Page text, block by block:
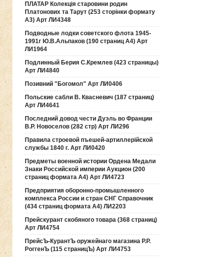
ПЛАТАР Колекція старовини родин
Платонових та Тарут (253 сторінки формату
А3) Арт ЛИ4348
Подводные лодки советского флота 1945-
1991г Ю.В.Альпаков (190 страниц А4) Арт
ЛИ1964
Подлинный Берия С.Кремлев (423 страницы)
Арт ЛИ4840
Позивний "Богомол" Арт ЛИ0406
Польские сабли В. Квасневич (187 страниц)
Арт ЛИ4641
Последний довод чести Дуэль во Франции
В.Р. Новоселов (282 стр) Арт ЛИ296
Правила строевой пъешей-артиллерiйской
службы 1840 г. Арт ЛИ0420
Предметы военной истории Ордена Медали
Знаки Российской империи Аукцион (200
страниц формата А4) Арт ЛИ4723
Предприятия оборонно-промышленного
комплекса России и стран СНГ Справочник
(434 страниц формата А4) ЛИ2203
Прейскурант скобяного товара (368 страниц)
Арт ЛИ4754
ПрейсЪ-КурантЪ оружейнаго магазина Р.Р.
РоггенЪ (115 страницЪ) Арт ЛИ4753